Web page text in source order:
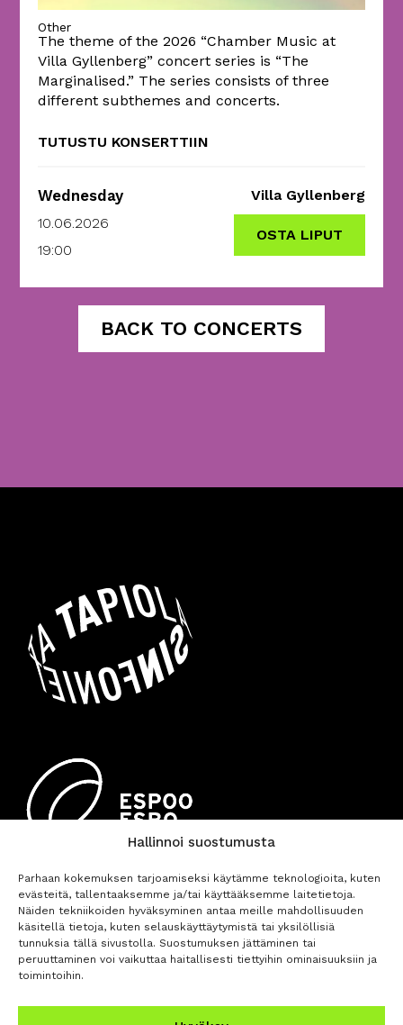
Hallinnoi suostumusta
Parhaan kokemuksen tarjoamiseksi käytämme teknologioita, kuten
evästeitä, tallentaaksemme ja/tai käyttääksemme laitetietoja.
Näiden tekniikoiden hyväksyminen antaa meille mahdollisuuden
käsitellä tietoja, kuten selauskäyttäytymistä tai yksilöllisiä
tunnuksia tällä sivustolla. Suostumuksen jättäminen tai
peruuttaminen voi vaikuttaa haitallisesti tiettyihin ominaisuuksiin ja
toimintoihin.
Other
The theme of the 2026 “Chamber Music at
Villa Gyllenberg” concert series is “The
Marginalised.” The series consists of three
different subthemes and concerts.
TUTUSTU KONSERTTIIN
Wednesday
10.06.2026
19:00
Villa Gyllenberg
OSTA LIPUT
BACK TO CONCERTS